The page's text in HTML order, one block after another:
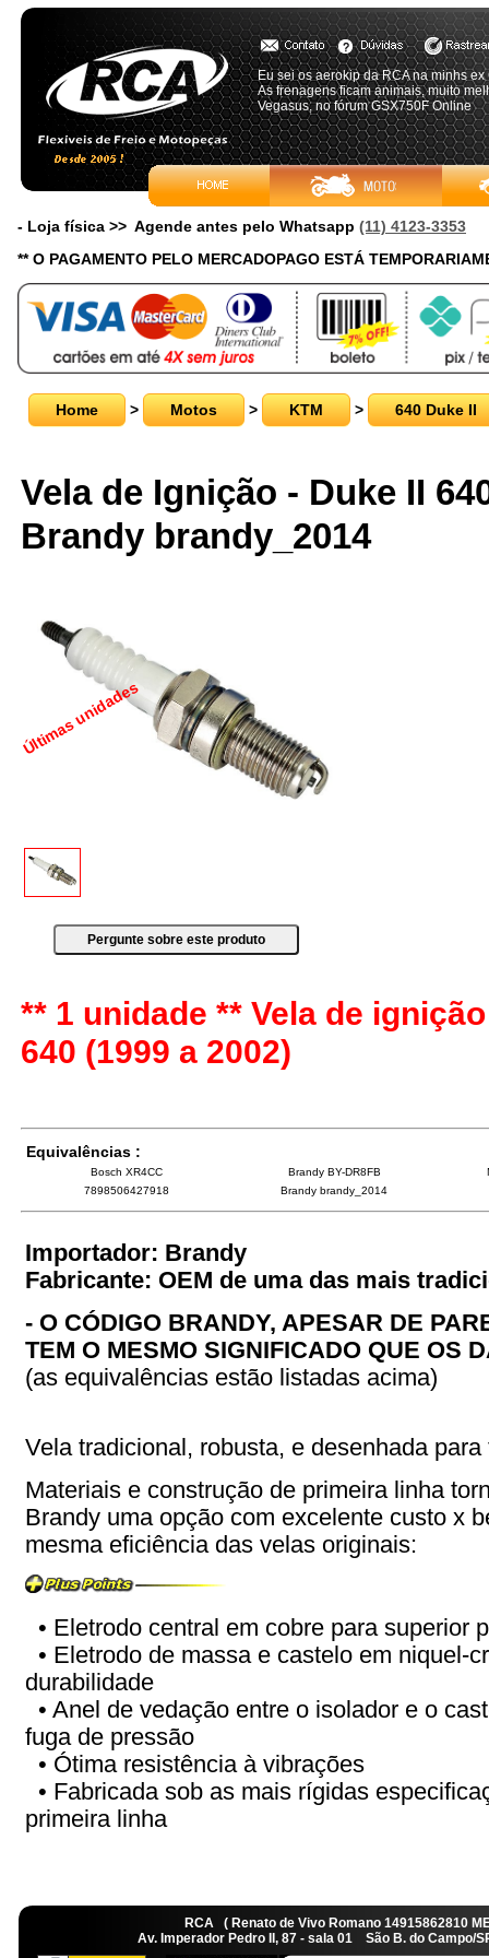
Eu sei os aerokip da RCA na minhs
As frenagens ficam animais, muito
Vegasus, no fórum GSX750F Online
- Loja física >> Agende antes pelo Whatsapp (11) 4123-3353
** O PAGAMENTO PELO MERCADOPAGO ESTÁ
Home > Motos > KTM > 640 Duke II
Vela de Ignição - Duke II
Brandy brandy_2014
Últimas unidades
** 1 unidade ** Vela de
640 (1999 a 2002)
Equivalências :
Bosch XR4CC Brandy BY-DR8FB
7898506427918
Brandy brandy_2014
Importador: Brandy
Fabricante: OEM de uma das mais
- O CÓDIGO BRANDY, APESAR DE
TEM O MESMO SIGNIFICADO QUE OS
(as equivalências estão listadas acima)
Vela tradicional, robusta, e desenhada
Materiais e construção de primeira linha
Brandy uma opção com excelente custo x
mesma eficiência das velas originais:
• Eletrodo central em cobre para superior
• Eletrodo de massa e castelo em niquel-
durabilidade
• Anel de vedação entre o isolador e o
fuga de pressão
• Ótima resistência à vibrações
• Fabricada sob as mais rígidas
primeira linha
RCA ( Renato de Vivo Romano
Av. Imperador Pedro II, 87 - sala 01 São B. do